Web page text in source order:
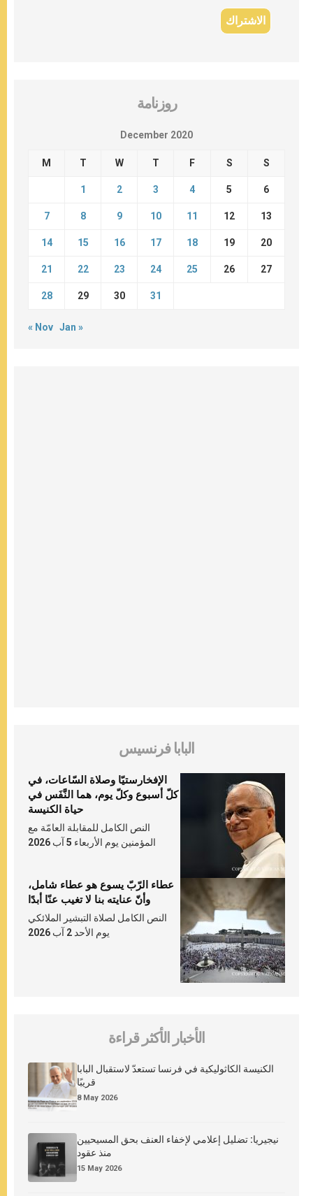
روزنامة
December 2020
M T W T F S S
1 2 3 4 5 6
7 8 9 10 11 12 13
14 15 16 17 18 19 20
21 22 23 24 25 26 27
28 29 30 31
« Nov Jan »
البابا فرنسيس
الإفخارستيّا وصلاة السّاعات، في
كلّ أسبوع وكلّ يوم، هما النَّفَس في
حياة الكنيسة
النص الكامل للمقابلة العامّة مع
المؤمنين يوم الأربعاء 5 آب 2026
عطاء الرّبّ يسوع هو عطاء شامل،
وأنّ عنايته بنا لا تغيب عنّا أبدًا
النص الكامل لصلاة التبشير الملائكي
يوم الأحد 2 آب 2026
الأخبار الأكثر قراءة
الكنيسة الكاثوليكية في فرنسا تستعدّ لاستقبال البابا
قريبًا
8 May 2026
نيجيريا: تضليل إعلامي لإخفاء العنف بحق المسيحيين
منذ عقود
15 May 2026